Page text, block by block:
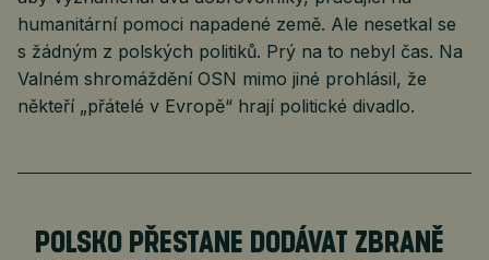
humanitární pomoci napadené země. Ale nesetkal se
s žádným z polských politiků. Prý na to nebyl čas. Na
Valném shromáždění OSN mimo jiné prohlásil, že
někteří „přátelé v Evropě“ hrají politické divadlo.
POLSKO PŘESTANE DODÁVAT ZBRANĚ